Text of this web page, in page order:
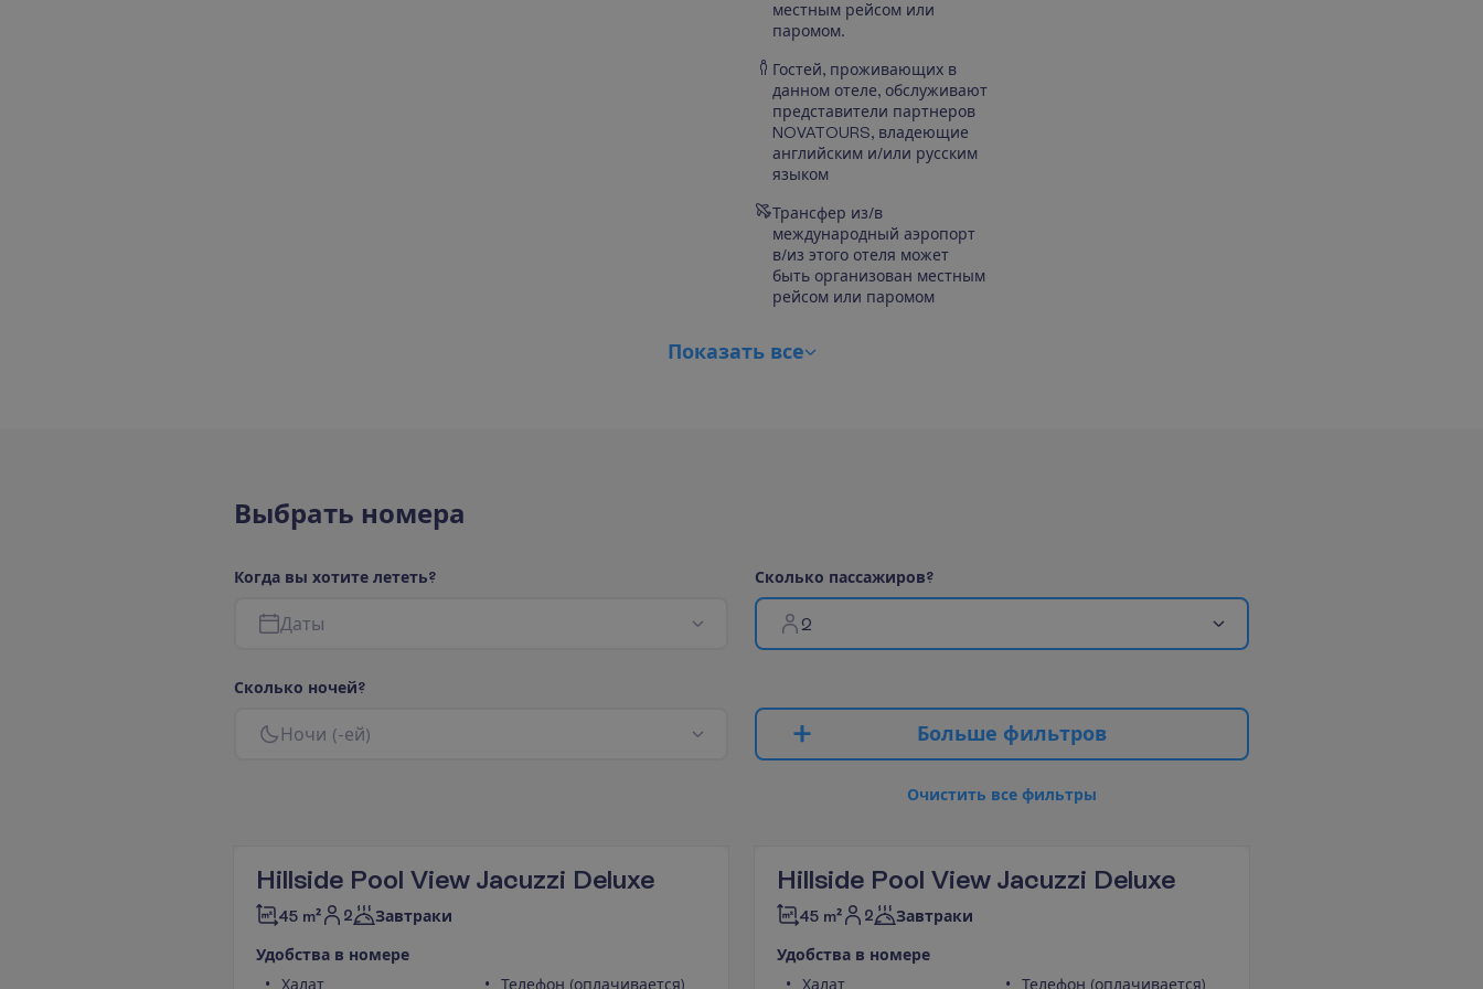
местным рейсом или
паромом.
Гостей, проживающих в
данном отеле, обслуживают
представители партнеров
NOVATOURS, владеющие
английским и/или русским
языком
Трансфер из/в
международный аэропорт
в/из этого отеля может
быть организован местным
рейсом или паромом
Показать все
Выбрать номера
Когда вы хотите лететь?
Даты
Сколько пассажиров?
2
Сколько ночей?
Ночи (-ей) Больше фильтров
Очистить все фильтры
Hillside Pool View Jacuzzi Deluxe
45 m² 2 Завтраки
Удобства в номере
Халат
Телефон (оплачивается)
Hillside Pool View Jacuzzi Deluxe
45 m² 2 Завтраки
Удобства в номере
Халат
Телефон (оплачивается)